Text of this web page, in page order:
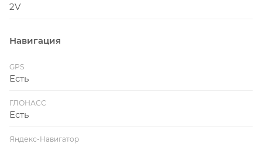
2V
Навигация
GPS
Есть
ГЛОНАСС
Есть
Яндекс-Навигатор